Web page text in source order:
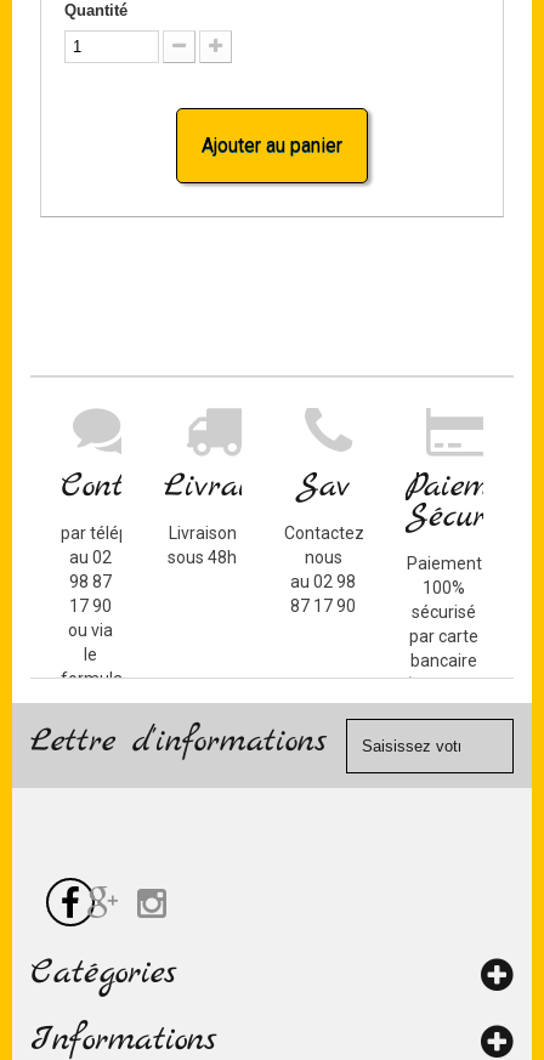
Quantité
Ajouter au panier
Contact
par téléphone
au 02
98 87
17 90
ou via
le
formulaire
de
contact
Livraison
Livraison
sous 48h
Sav
Contactez-
nous
au 02 98
87 17 90
Paiement
Sécurisé
Paiement
100%
sécurisé
par carte
bancaire
(Mastercard,
Visa, ...) et
Lettre d'informations
Catégories
Informations